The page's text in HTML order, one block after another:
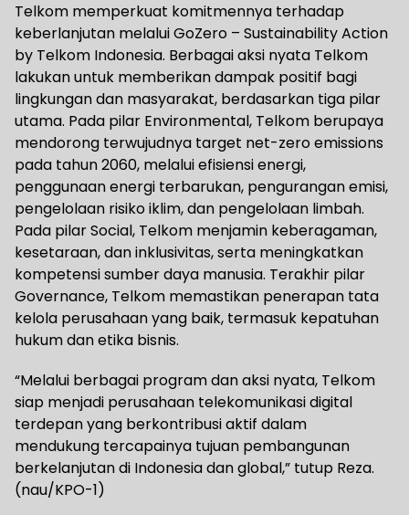
Telkom memperkuat komitmennya terhadap
keberlanjutan melalui GoZero – Sustainability Action
by Telkom Indonesia. Berbagai aksi nyata Telkom
lakukan untuk memberikan dampak positif bagi
lingkungan dan masyarakat, berdasarkan tiga pilar
utama. Pada pilar Environmental, Telkom berupaya
mendorong terwujudnya target net-zero emissions
pada tahun 2060, melalui efisiensi energi,
penggunaan energi terbarukan, pengurangan emisi,
pengelolaan risiko iklim, dan pengelolaan limbah.
Pada pilar Social, Telkom menjamin keberagaman,
kesetaraan, dan inklusivitas, serta meningkatkan
kompetensi sumber daya manusia. Terakhir pilar
Governance, Telkom memastikan penerapan tata
kelola perusahaan yang baik, termasuk kepatuhan
hukum dan etika bisnis.
“Melalui berbagai program dan aksi nyata, Telkom
siap menjadi perusahaan telekomunikasi digital
terdepan yang berkontribusi aktif dalam
mendukung tercapainya tujuan pembangunan
berkelanjutan di Indonesia dan global,” tutup Reza.
(nau/KPO-1)